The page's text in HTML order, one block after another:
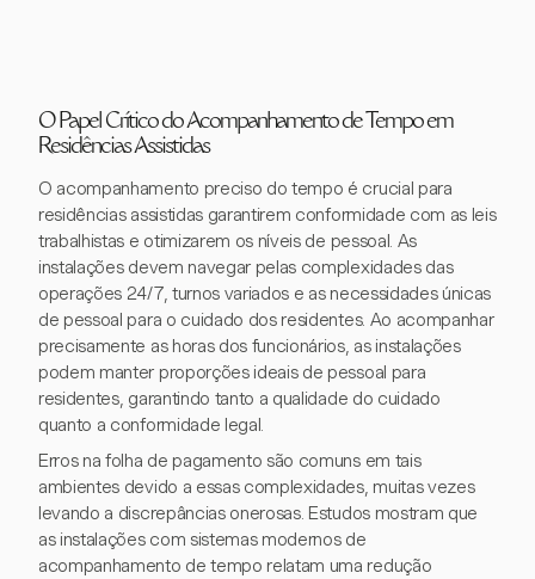
O Papel Crítico do Acompanhamento de Tempo em
Residências Assistidas
O acompanhamento preciso do tempo é crucial para
residências assistidas garantirem conformidade com as leis
trabalhistas e otimizarem os níveis de pessoal. As
instalações devem navegar pelas complexidades das
operações 24/7, turnos variados e as necessidades únicas
de pessoal para o cuidado dos residentes. Ao acompanhar
precisamente as horas dos funcionários, as instalações
podem manter proporções ideais de pessoal para
residentes, garantindo tanto a qualidade do cuidado
quanto a conformidade legal.
Erros na folha de pagamento são comuns em tais
ambientes devido a essas complexidades, muitas vezes
levando a discrepâncias onerosas. Estudos mostram que
as instalações com sistemas modernos de
acompanhamento de tempo relatam uma redução